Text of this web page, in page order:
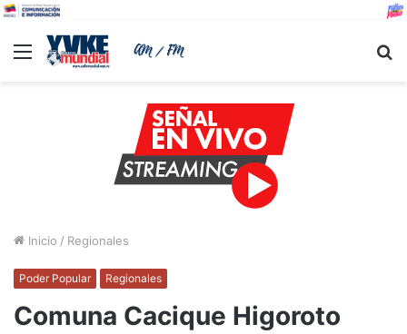
Menu
Inicio / Regionales
Poder Popular Regionales
Comuna Cacique Higoroto